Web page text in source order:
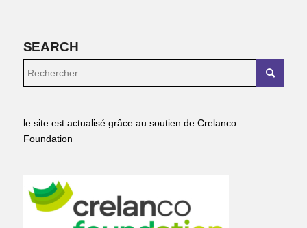
SEARCH
le site est actualisé grâce au soutien de Crelanco
Foundation